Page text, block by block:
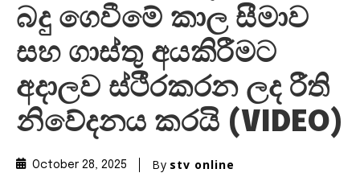
බදු ගෙවීමේ කාල සීමාව
සහ ගාස්තු අයකිරීමට
අදාලව ස්ථීරකරන ලද රීති
නිවේදනය කරයි (VIDEO)
October 28, 2025 By stv online